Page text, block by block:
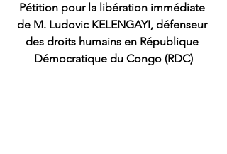
Pétition pour la libération immédiate
de M. Ludovic KELENGAYI, défenseur
des droits humains en République
Démocratique du Congo (RDC)